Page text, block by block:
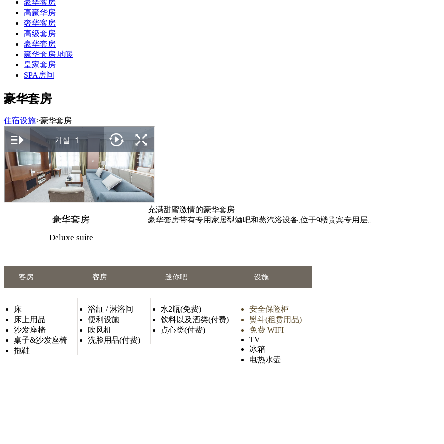
豪华客房
高豪华房
奢华客房
高级套房
豪华套房
豪华套房 地暖
皇家套房
SPA房间
豪华套房
住宿设施>豪华套房
豪华套房
Deluxe suite
充满甜蜜激情的豪华套房
豪华套房带有专用家居型酒吧和蒸汽浴设备,位于9楼贵宾专用层。
客房
床
床上用品
沙发座椅
桌子&沙发座椅
拖鞋
客房
浴缸 / 淋浴间
便利设施
吹风机
洗脸用品(付费)
迷你吧
水2瓶(免费)
饮料以及酒类(付费)
点心类(付费)
设施
安全保险柜
熨斗(租赁用品)
免费 WIFI
TV
冰箱
电热水壶